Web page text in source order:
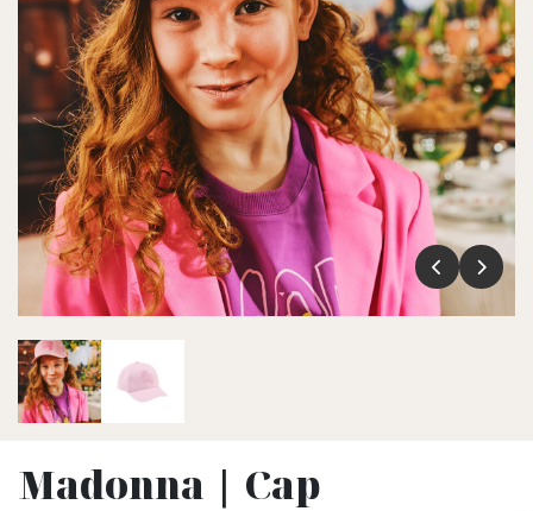
Madonna | Cap